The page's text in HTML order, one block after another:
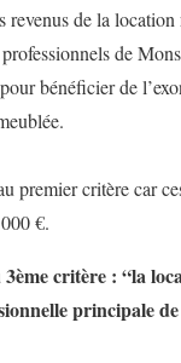
revenus de la location
professionnels de
bénéficier de
premier critère car
€.
critère : “la
principale